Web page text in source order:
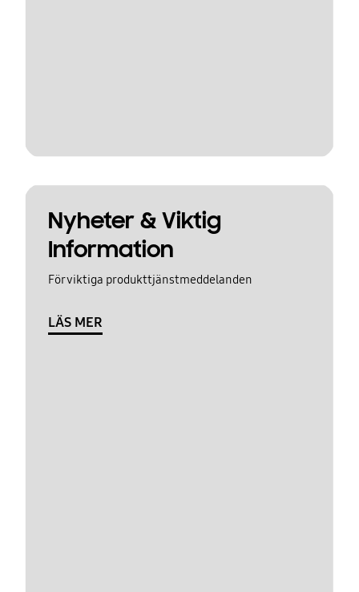
Nyheter & Viktig
Information
För viktiga produkttjänstmeddelanden
LÄS MER